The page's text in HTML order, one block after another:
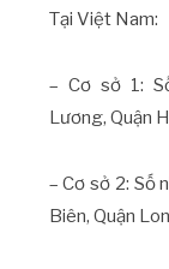
Tại Việt Nam:
– Cơ sở 1:
Lương, Quận
– Cơ sở 2: Số
Biên, Quận